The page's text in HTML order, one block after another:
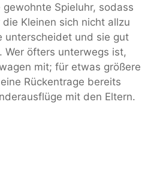
Spieluhr, sodass
Kleinen sich nicht allzu
unterscheidet und sie gut
Wer öfters unterwegs ist,
mit; für etwas größere
Rückentrage bereits
mit den Eltern.